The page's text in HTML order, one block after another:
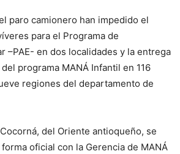
paro camionero han impedido el
para el Programa de
–PAE- en dos localidades y la entrega
programa MANÁ Infantil en 116
regiones del departamento de
del Oriente antioqueño, se
oficial con la Gerencia de MANÁ